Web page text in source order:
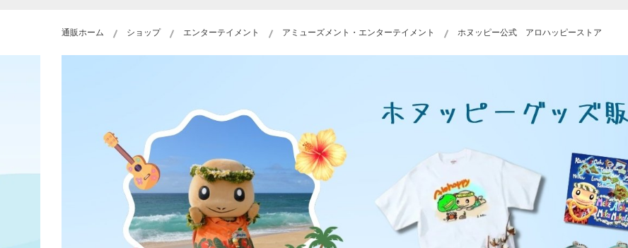
通販ホーム ショップ エンターテイメント アミューズメント・エンターテイメント ホヌッピー公式 アロハッピーストア